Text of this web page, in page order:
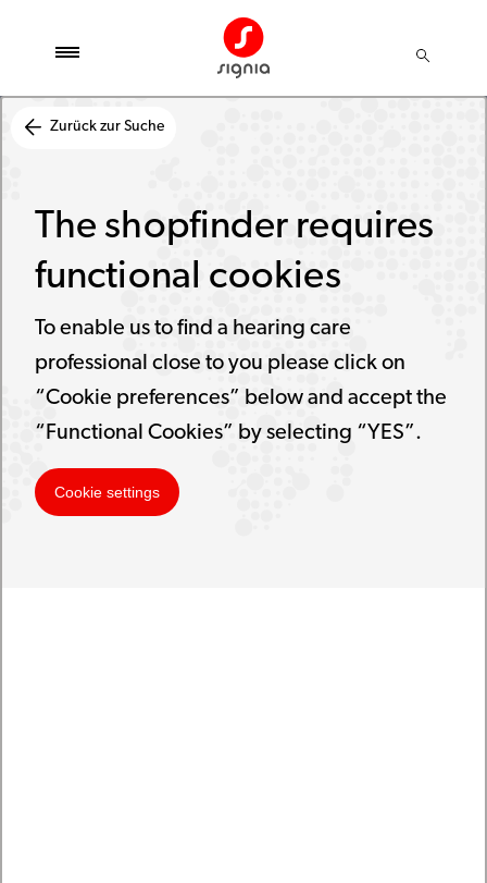
Zurück zur Suche
The shopfinder requires
functional cookies
To enable us to find a hearing care
professional close to you please click on
“Cookie preferences” below and accept the
“Functional Cookies” by selecting “YES”.
Cookie settings